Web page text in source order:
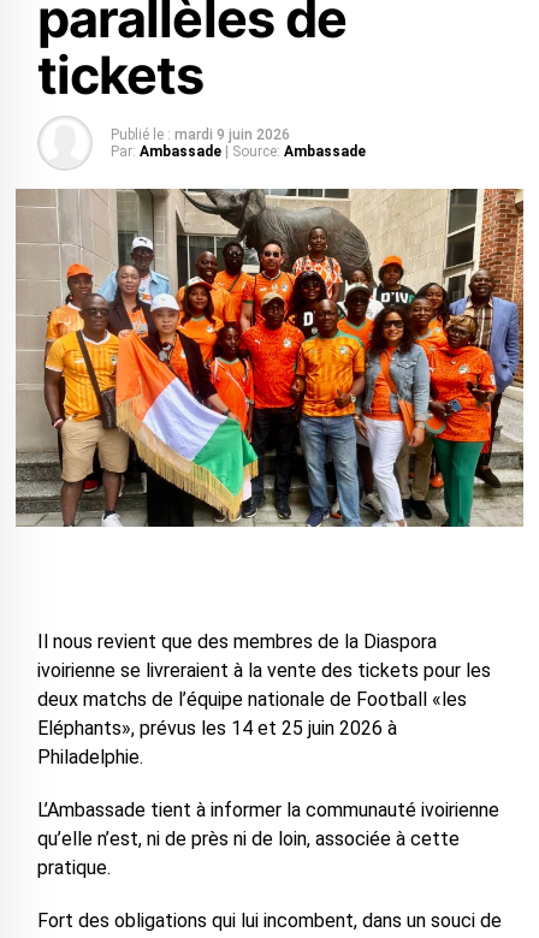
parallèles de
tickets
Publié le : mardi 9 juin 2026
Par: Ambassade | Source: Ambassade
Il nous revient que des membres de la Diaspora
ivoirienne se livreraient à la vente des tickets pour les
deux matchs de l’équipe nationale de Football «les
Eléphants», prévus les 14 et 25 juin 2026 à
Philadelphie.
L’Ambassade tient à informer la communauté ivoirienne
qu’elle n’est, ni de près ni de loin, associée à cette
pratique.
Fort des obligations qui lui incombent, dans un souci de